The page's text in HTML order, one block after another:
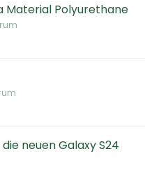
Material Polyurethane
neuen Galaxy S24